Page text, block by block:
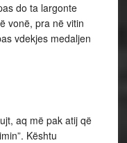
do ta largonte
vonë, pra në vitin
vdekjes medaljen
aq më pak atij që
Kështu